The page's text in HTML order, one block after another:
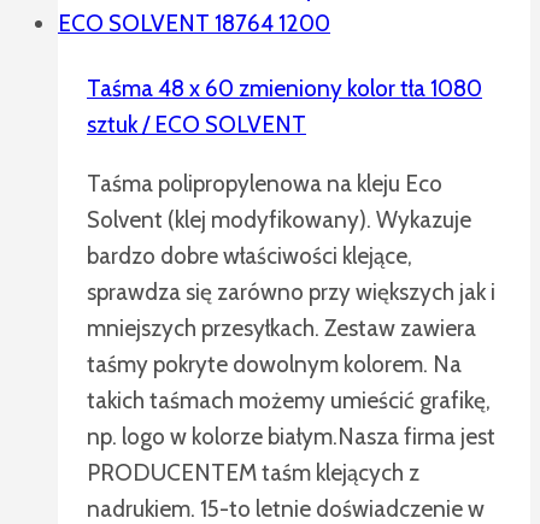
Taśma 48 x 60 zmieniony kolor tła 1080
sztuk / ECO SOLVENT
Taśma polipropylenowa na kleju Eco
Solvent (klej modyfikowany). Wykazuje
bardzo dobre właściwości klejące,
sprawdza się zarówno przy większych jak i
mniejszych przesyłkach. Zestaw zawiera
taśmy pokryte dowolnym kolorem. Na
takich taśmach możemy umieścić grafikę,
np. logo w kolorze białym.Nasza firma jest
PRODUCENTEM taśm klejących z
nadrukiem. 15-to letnie doświadczenie w